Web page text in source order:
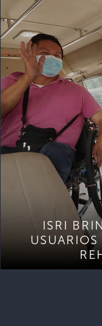
ISRI